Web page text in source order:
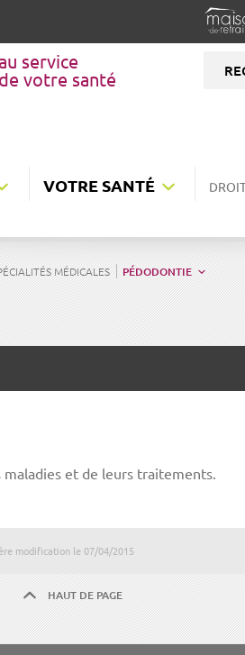
service
de votre santé
VOTRE SANTÉ
MÉDICALES PÉDODONTIE
et de leurs traitements.
modification le 07/04/2015
HAUT DE PAGE